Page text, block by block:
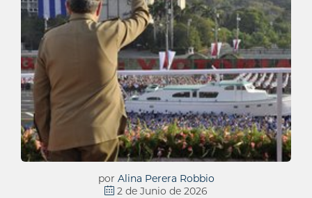
por Alina Perera Robbio
2 de Junio de 2026